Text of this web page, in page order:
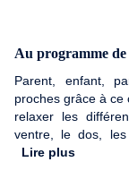
Au programme de
Parent, enfant,
proches grâce à ce
relaxer les
ventre, le dos,
profondeur le massé.
Lire plus